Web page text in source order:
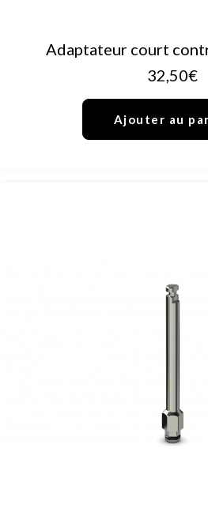
AJOUTER AU
Adaptateur court
32,50€
Ajouter au